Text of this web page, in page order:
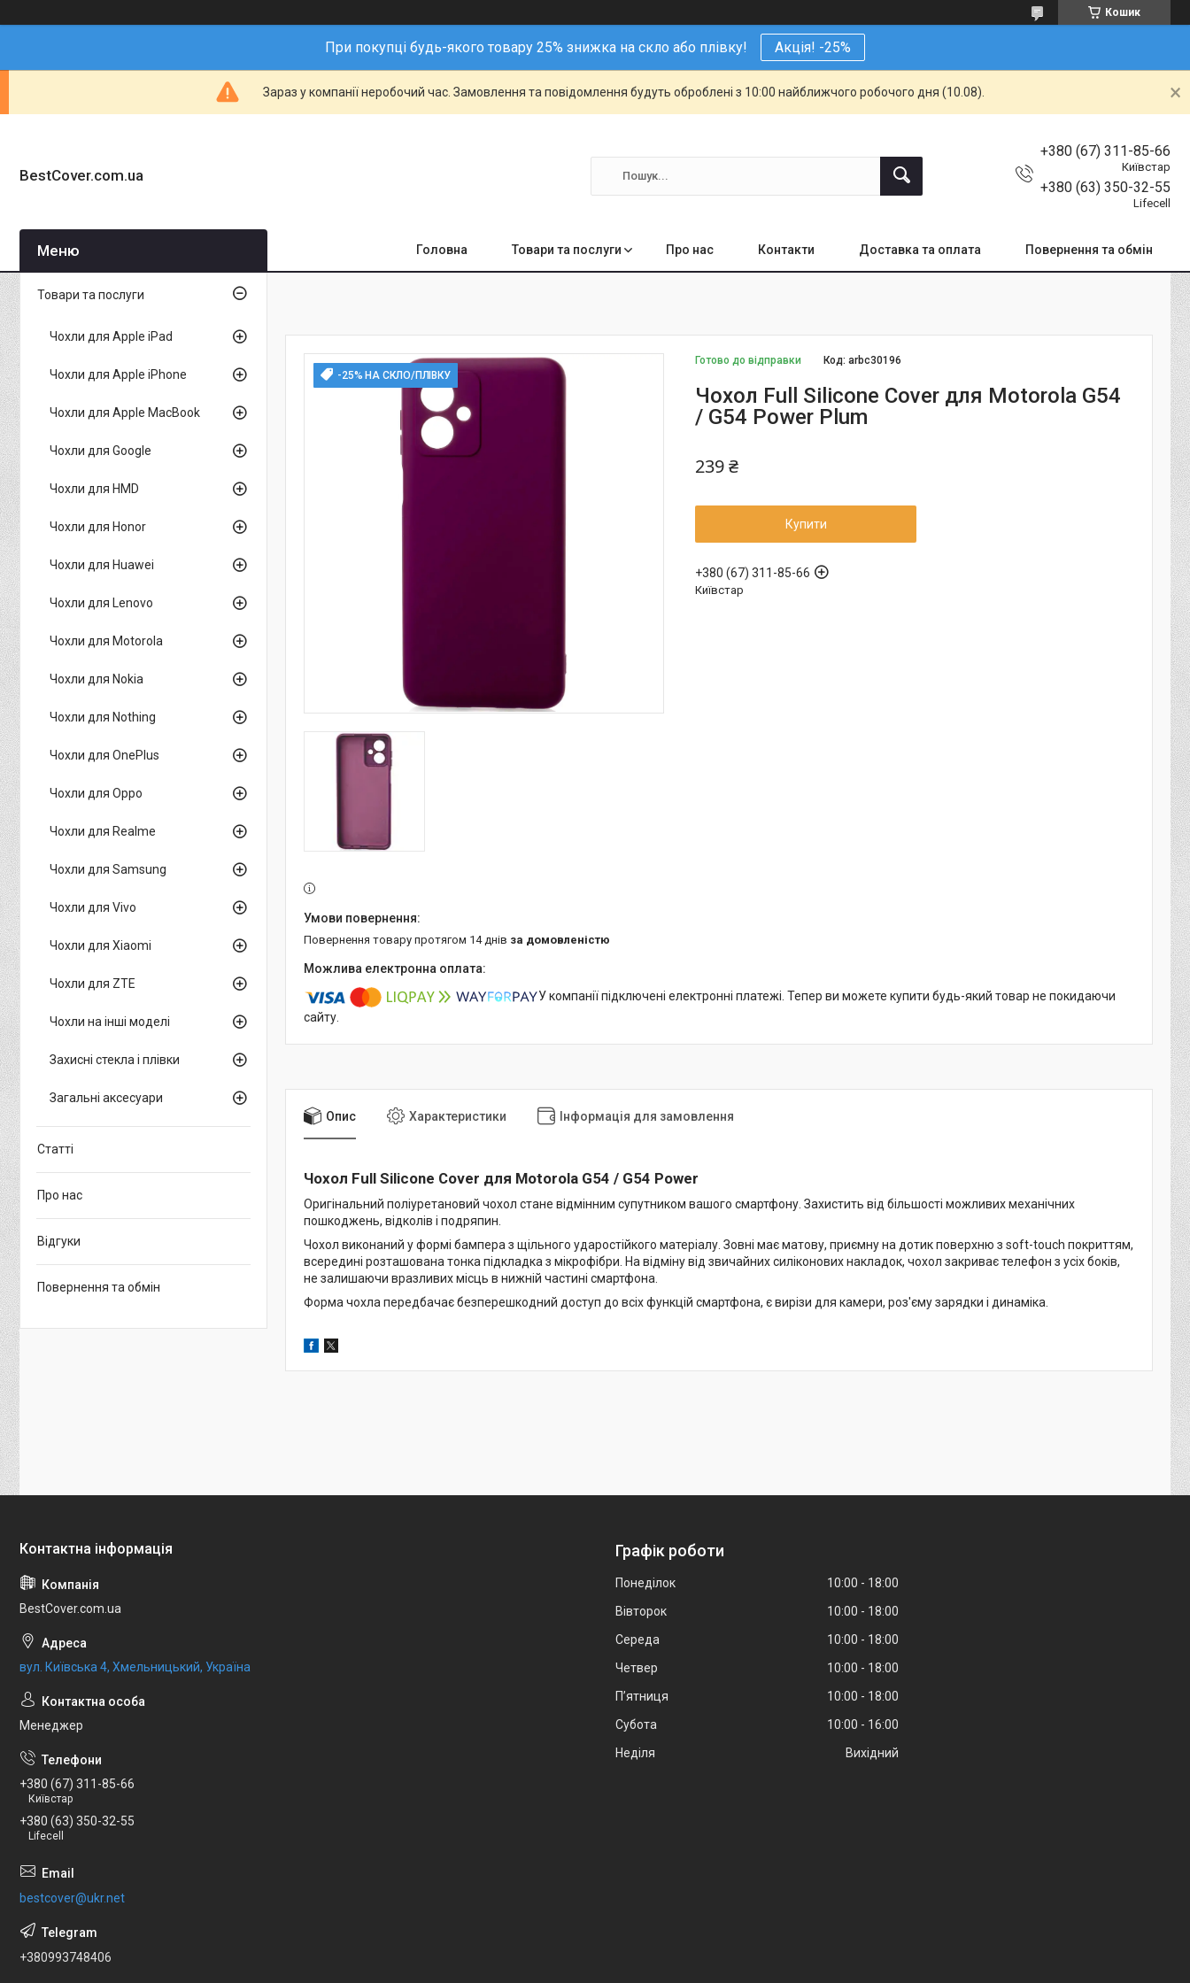
Кошик
При покупці будь-якого товару 25% знижка на скло або плівку! Акція! -25%
Зараз у компанії неробочий час. Замовлення та повідомлення будуть оброблені з 10:00 найближчого робочого дня (10.08).
BestCover.com.ua
+380 (67) 311-85-66
Київстар
+380 (63) 350-32-55
Lifecell
Головна Товари та послуги Про нас Контакти Доставка та оплата Повернення та обмін
-25% НА СКЛО/ПЛІВКУ
Готово до відправки Код:arbc30196
Чохол Full Silicone Cover для Motorola G54
/ G54 Power Plum
239 ₴
Купити
+380 (67) 311-85-66
Київстар
повернення товару протягом 14 днів за домовленістю
У компанії підключені електронні платежі. Тепер ви можете купити будь-який товар не покидаючи
сайту.
Опис Характеристики Інформація для замовлення
Чохол Full Silicone Cover для Motorola G54 / G54 Power
Оригінальний поліуретановий чохол стане відмінним супутником вашого смартфону. Захистить від більшості можливих механічних
пошкоджень, відколів і подряпин.
Чохол виконаний у формі бампера з щільного ударостійкого матеріалу. Зовні має матову, приємну на дотик поверхню з soft-touch покриттям,
всередині розташована тонка підкладка з мікрофібри. На відміну від звичайних силіконових накладок, чохол закриває телефон з усіх боків,
не залишаючи вразливих місць в нижній частині смартфона.
Форма чохла передбачає безперешкодний доступ до всіх функцій смартфона, є вирізи для камери, роз'єму зарядки і динаміка.
Товари та послуги
Чохли для Apple iPad
Чохли для Apple iPhone
Чохли для Apple MacBook
Чохли для Google
Чохли для HMD
Чохли для Honor
Чохли для Huawei
Чохли для Lenovo
Чохли для Motorola
Чохли для Nokia
Чохли для Nothing
Чохли для OnePlus
Чохли для Oppo
Чохли для Realme
Чохли для Samsung
Чохли для Vivo
Чохли для Xiaomi
Чохли для ZTE
Чохли на інші моделі
Захисні стекла і плівки
Загальні аксесуари
Статті
Про нас
Відгуки
Повернення та обмін
BestCover.com.ua
вул. Київська 4, Хмельницький, Україна
Менеджер
+380 (67) 311-85-66
Київстар
+380 (63) 350-32-55
Lifecell
bestcover@ukr.net
+380993748406
Графік роботи
Понеділок 10:00
18:00
Вівторок
10:00
18:00
Середа
10:00
18:00
Четвер
10:00
18:00
Пʼятниця
10:00
18:00
Субота
10:00
16:00
Неділя
Вихідний